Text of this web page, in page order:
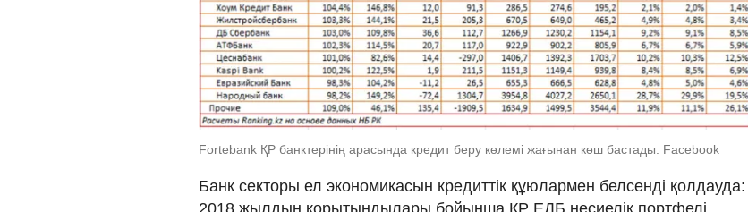
Fortebank ҚР банктерінің арасында кредит беру көлемі жағынан көш бастады: Facebook
Банк секторы ел экономикасын кредиттік құюлармен белсенді қолдауда: